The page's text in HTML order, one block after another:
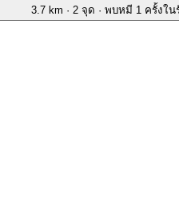
3.7 km · 2 จุด · พบหมี 1 ครั้งใน